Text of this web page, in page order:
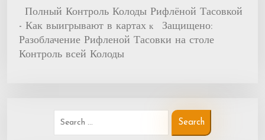
Полный Контроль Колоды Рифлёной Тасовкой
- Как выигрывают в картах к
Защищено:
Разоблачение Рифленой Тасовки на столе
Контроль всей Колоды